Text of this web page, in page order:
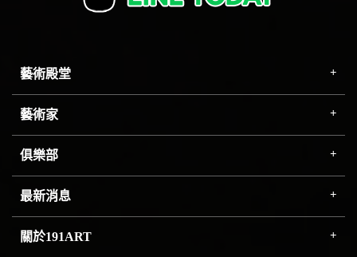
藝術殿堂
藝術家
俱樂部
最新消息
關於191ART